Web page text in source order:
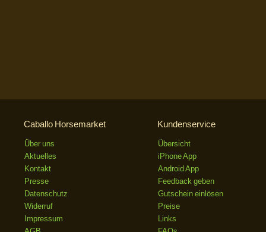
Caballo Horsemarket
Über uns
Aktuelles
Kontakt
Presse
Datenschutz
Widerruf
Impressum
Kundenservice
Übersicht
iPhone App
Android App
Feedback geben
Gutschein einlösen
Preise
Links